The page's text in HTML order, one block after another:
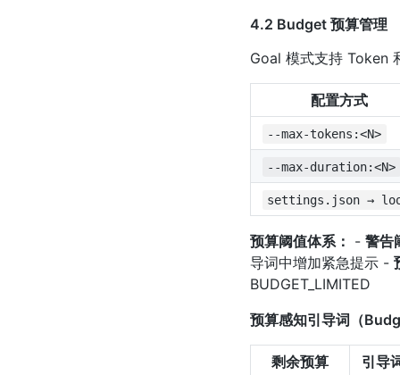
4.2 Budget 预算管理
Goal 模式支持 Token
配置方式
--max-tokens:<N>
--max-duration:<N>
settings.json →
预算阈值体系： - 警告
导词中增加紧急提示 -
BUDGET_LIMITED
预算感知引导词（
剩余预算 引导